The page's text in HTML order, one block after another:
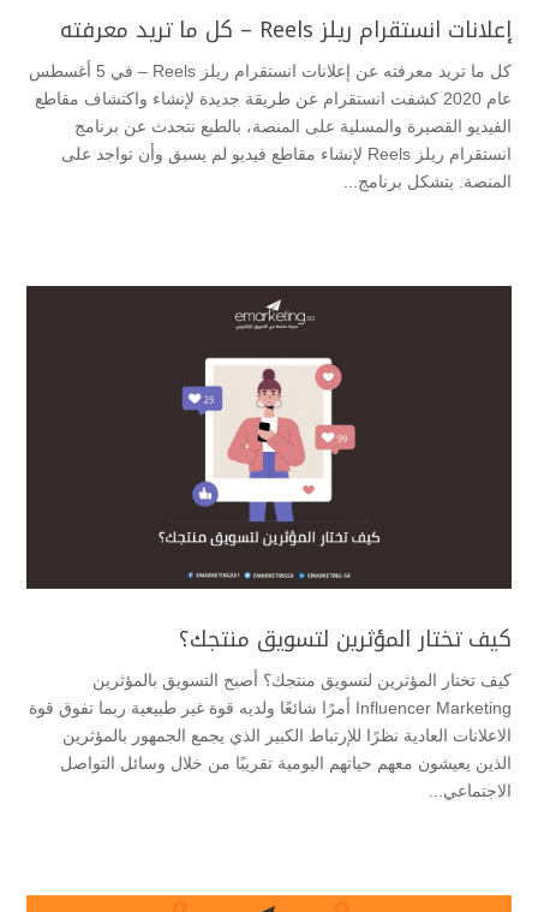
إعلانات انستقرام ريلز Reels – كل ما تريد معرفته
كل ما تريد معرفته عن إعلانات انستقرام ريلز Reels – في 5 أغسطس
عام 2020 كشفت انستقرام عن طريقة جديدة لإنشاء واكتشاف مقاطع
الفيديو القصيرة والمسلية على المنصة، بالطبع نتحدث عن برنامج
انستقرام ريلز Reels لإنشاء مقاطع فيديو لم يسبق وأن تواجد على
المنصة. يتشكل برنامج...
كيف تختار المؤثرين لتسويق منتجك؟
كيف تختار المؤثرين لتسويق منتجك؟ أصبح التسويق بالمؤثرين
Influencer Marketing أمرًا شائعًا ولديه قوة غير طبيعية ربما تفوق قوة
الاعلانات العادية نظرًا للإرتباط الكبير الذي يجمع الجمهور بالمؤثرين
الذين يعيشون معهم حياتهم اليومية تقريبًا من خلال وسائل التواصل
الاجتماعي...